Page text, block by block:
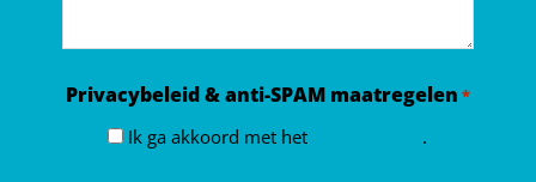
Privacybeleid & anti-SPAM maatregelen *
Ik ga akkoord met het .